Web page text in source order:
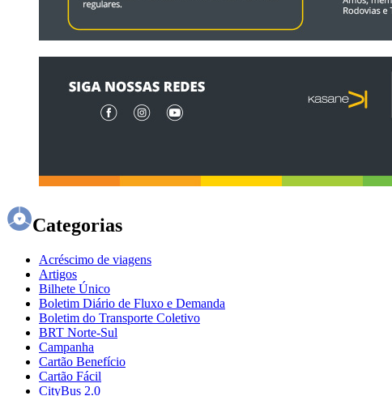
Categorias
Acréscimo de viagens
Artigos
Bilhete Único
Boletim Diário de Fluxo e Demanda
Boletim do Transporte Coletivo
BRT Norte-Sul
Campanha
Cartão Benefício
Cartão Fácil
CityBus 2.0